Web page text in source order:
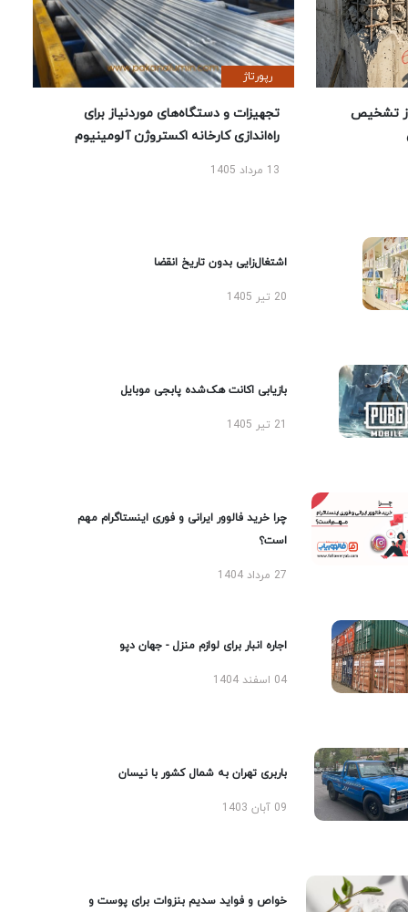
تشخیص
رپورتاژ
تجهیزات و دستگاه‌های موردنیاز برای
راه‌اندازی کارخانه اکستروژن آلومینیوم
13 مرداد 1405
اشتغال‌زایی بدون تاریخ انقضا
20 تیر 1405
بازیابی اکانت هک‌شده پابجی موبایل
چرا خرید فالوور ایرانی و فوری اینستاگرام مهم
است؟
27 مرداد 1404
اجاره انبار برای لوازم منزل - جهان دپو
04 اسفند 1404
باربری تهران به شمال کشور با نیسان
09 آبان 1403
خواص و فواید سدیم بنزوات برای پوست و